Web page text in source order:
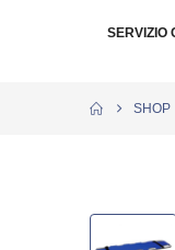
SERVIZIO
SHOP